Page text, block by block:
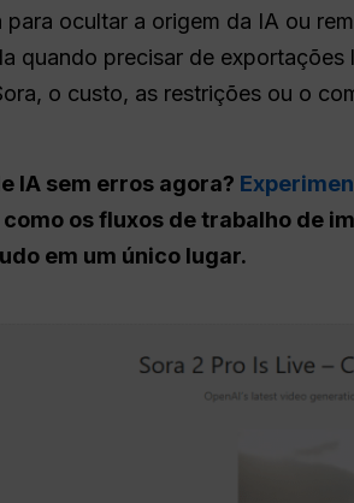
para ocultar a origem da IA ou
quando precisar de
o custo, as restrições ou o
IA sem erros agora?
os fluxos de trabalho de
em um único lugar.